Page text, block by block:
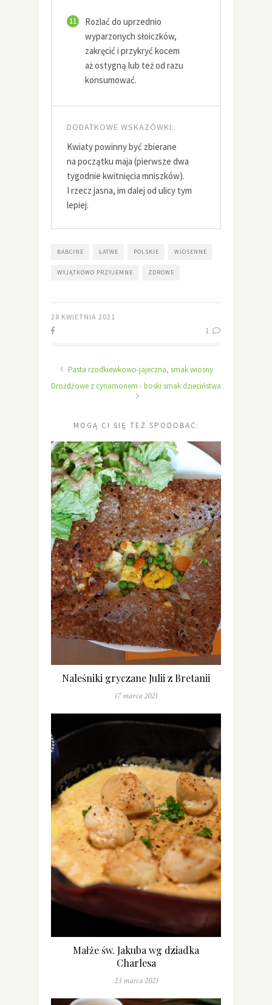
11
Rozlać do uprzednio
wyparzonych słoiczków,
zakręcić i przykryć kocem
aż ostygną lub też od razu
konsumować.
DODATKOWE WSKAZÓWKI:
Kwiaty powinny być zbierane
na początku maja (pierwsze dwa
tygodnie kwitnięcia mniszków).
I rzecz jasna, im dalej od ulicy tym
lepiej.
BABCINE ŁATWE POLSKIE WIOSENNE
WYJĄTKOWO PRZYJEMNE ZDROWE
28 KWIETNIA 2021
1
Pasta rzodkiewkowo-jajeczna, smak wiosny
Drożdżowe z cynamonem - boski smak dzieciństwa
MOGĄ CI SIĘ TEŻ SPODOBAĆ:
Naleśniki gryczane Julii z Bretanii
17 marca 2021
Małże św. Jakuba wg dziadka
Charlesa
23 marca 2021